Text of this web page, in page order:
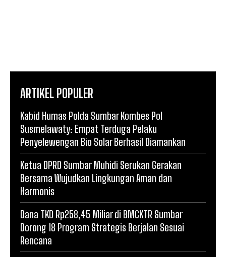
ARTIKEL POPULER
Kabid Humas Polda Sumbar Kombes Pol
Susmelawaty: Empat Terduga Pelaku
Penyelewengan Bio Solar Berhasil Diamankan
Ketua DPRD Sumbar Muhidi Serukan Gerakan
Bersama Wujudkan Lingkungan Aman dan
Harmonis
Dana TKD Rp258,45 Miliar di BMCKTR Sumbar
Dorong 18 Program Strategis Berjalan Sesuai
Rencana